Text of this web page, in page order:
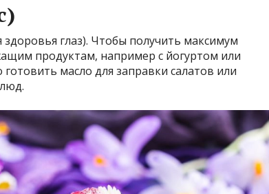
глаз). Чтобы получить максимум
продуктам, например с йогуртом или
масло для заправки салатов или